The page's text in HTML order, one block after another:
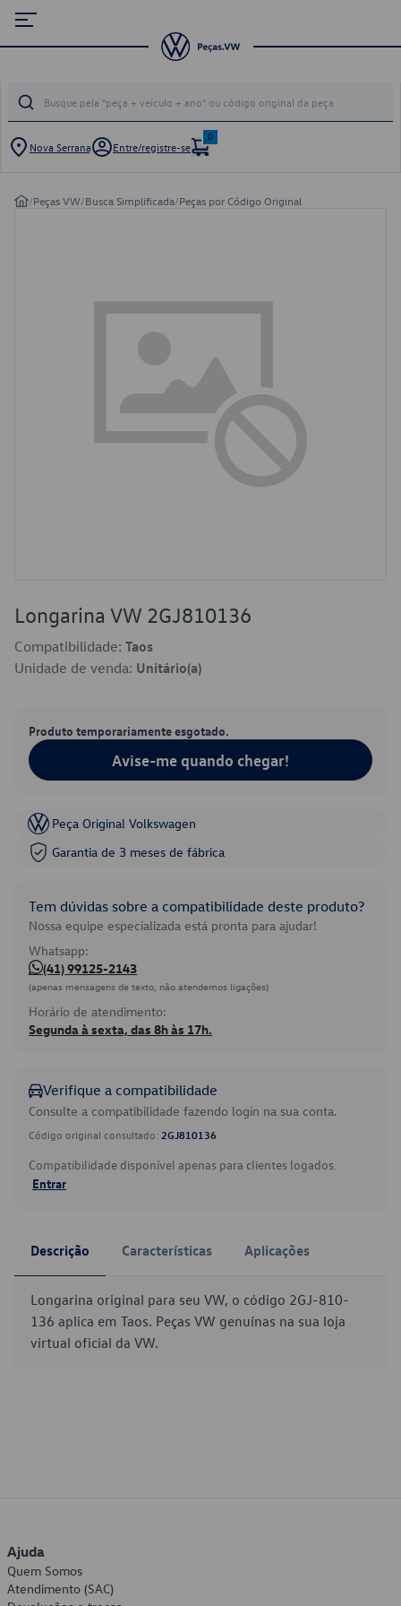
Nova Serrana Entre/registre-se
0
/Peças VW/Busca Simplificada/Peças por Código Original
Longarina VW 2GJ810136
Compatibilidade: Taos
Unidade de venda: Unitário(a)
Produto temporariamente esgotado.
Avise-me quando chegar!
Peça Original Volkswagen
Garantia de 3 meses de fábrica
Tem dúvidas sobre a compatibilidade deste produto?
Nossa equipe especializada está pronta para ajudar!
Whatsapp:
(41) 99125-2143
(apenas mensagens de texto, não atendemos ligações)
Horário de atendimento:
Segunda à sexta, das 8h às 17h.
Verifique a compatibilidade
Consulte a compatibilidade fazendo login na sua conta.
Código original consultado: 2GJ810136
Compatibilidade disponível apenas para clientes logados.
Entrar
Descrição Características Aplicações
Longarina original para seu VW, o código 2GJ-810-
136 aplica em Taos. Peças VW genuínas na sua loja
virtual oficial da VW.
Ajuda
Quem Somos
Atendimento (SAC)